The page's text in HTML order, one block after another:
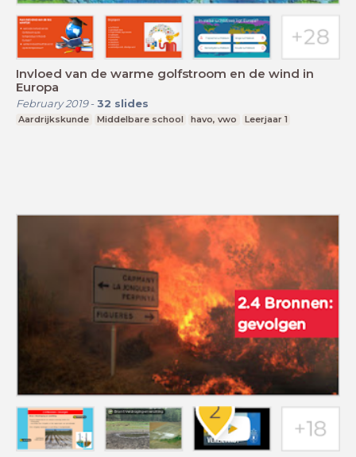
Invloed van de warme golfstroom en de wind in
Europa
February 2019- 32 slides
Aardrijkskunde Middelbare school havo, vwo Leerjaar 1